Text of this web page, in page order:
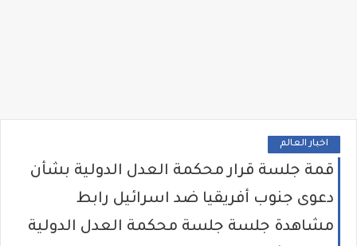
اخبار العالم
قمة جلسة قرار محكمة العدل الدولية بشأن
دعوى جنوب أفريقيا ضد اسرائيل رابط
مشاهدة جلسة جلسة محكمة العدل الدولية